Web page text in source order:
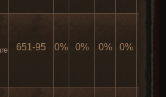
651-95 0% 0% 0% 0% 0%